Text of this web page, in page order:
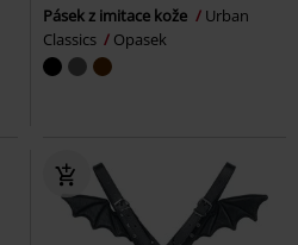
Pásek z imitace kože
Urban
Classics
Opasek